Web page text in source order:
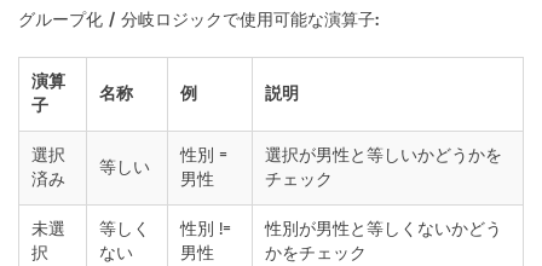
グループ化 / 分岐ロジックで使用可能な演算子:
演算
子
名称 例 説明
選択
済み
等しい
性別 =
男性
選択が男性と等しいかどうかを
チェック
未選
択
等しく
ない
性別 !=
男性
性別が男性と等しくないかどう
かをチェック